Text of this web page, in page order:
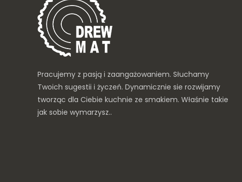
Pracujemy z pasją i zaangażowaniem. Słuchamy
Twoich sugestii i życzeń. Dynamicznie sie rozwijamy
tworząc dla Ciebie kuchnie ze smakiem. Właśnie takie
jak sobie wymarzysz..